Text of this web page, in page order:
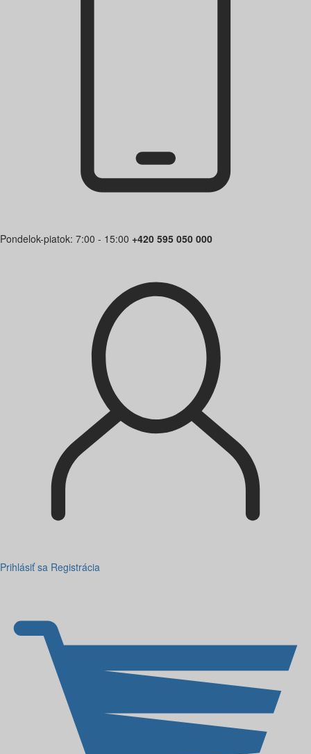
Pondelok-piatok: 7:00 - 15:00 +420 595 050 000
Prihlásiť sa Registrácia